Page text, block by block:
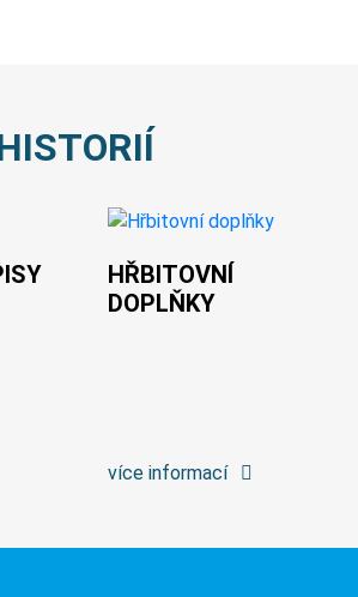
HŘBITOVNÍ
DOPLŇKY
více informací